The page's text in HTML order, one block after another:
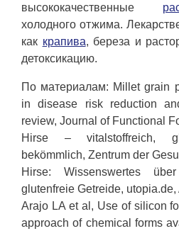
высококачественные
холодного отжима.
как крапива, береза и
детоксикацию.
По материалам: Millet grain
in disease risk reduction
review, Journal of Functional
Hirse – vitalstoffreich,
bekömmlich, Zentrum der
Hirse: Wissenswertes
glutenfreie Getreide, utopia.de,
Arajo LA et al, Use of silicon
approach of chemical forms